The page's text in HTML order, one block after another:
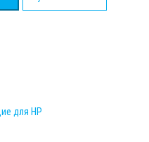
для HP